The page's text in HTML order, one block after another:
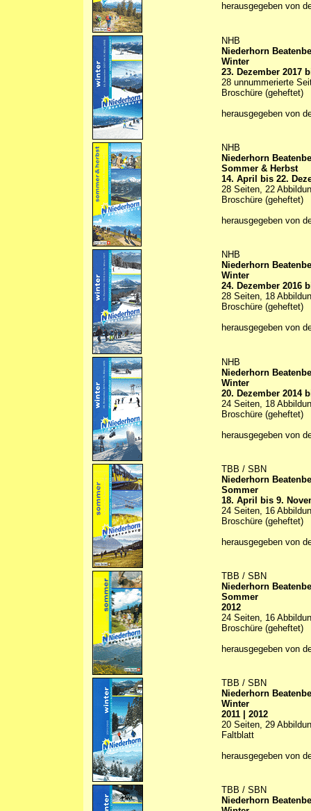
herausgegeben von
NHB
Niederhorn
Winter
23. Dezember 2017
28 unnummerierte
Broschüre (geheftet)
herausgegeben von
NHB
Niederhorn
Sommer & Herbst
14. April bis 22.
28 Seiten, 22
Broschüre (geheftet)
herausgegeben von
NHB
Niederhorn
Winter
24. Dezember 2016
28 Seiten, 18
Broschüre (geheftet)
herausgegeben von
NHB
Niederhorn
Winter
20. Dezember 2014
24 Seiten, 18
Broschüre (geheftet)
herausgegeben von
TBB / SBN
Niederhorn
Sommer
18. April bis 9.
24 Seiten, 16
Broschüre (geheftet)
herausgegeben von
TBB / SBN
Niederhorn
Sommer
2012
24 Seiten, 16
Broschüre (geheftet)
herausgegeben von
TBB / SBN
Niederhorn
Winter
2011 | 2012
20 Seiten, 29
Faltblatt
herausgegeben von
TBB / SBN
Niederhorn